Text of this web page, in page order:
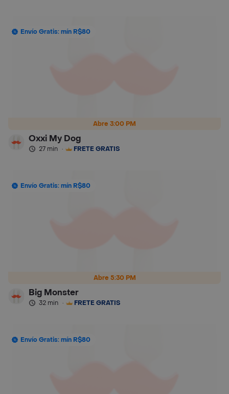
Abre 3:00 PM
Envío Gratis: mín R$80
Oxxi My Dog
27 min · FRETE GRÁTIS
Abre 5:30 PM
Envío Gratis: mín R$80
Big Monster
32 min · FRETE GRÁTIS
Envío Gratis: mín R$80